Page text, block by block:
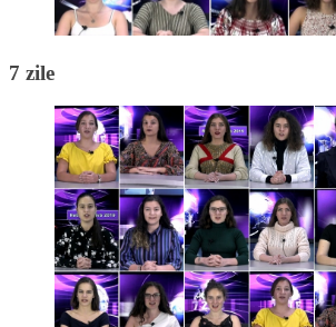
7 zile